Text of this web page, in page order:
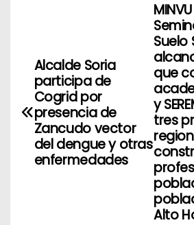
e
Suelo
que
y
tres
Alto
Alcalde Soria
participa de
Cogrid por
presencia de
Zancudo vector
del dengue y otras
enfermedades